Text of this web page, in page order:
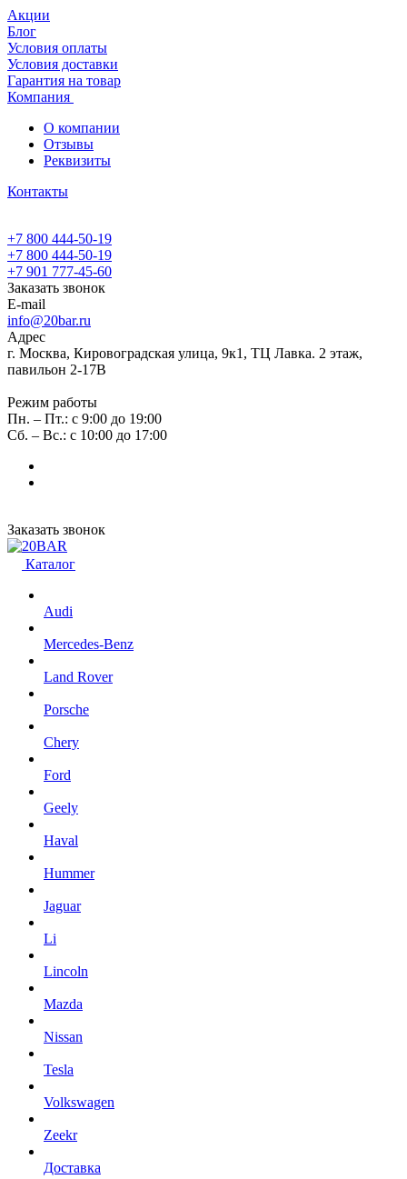
Акции
Блог
Условия оплаты
Условия доставки
Гарантия на товар
Компания
О компании
Отзывы
Реквизиты
Контакты
+7 800 444-50-19
+7 800 444-50-19
+7 901 777-45-60
Заказать звонок
E-mail
info@20bar.ru
Адрес
г. Москва, Кировоградская улица, 9к1, ТЦ Лавка. 2 этаж,
павильон 2-17В
Режим работы
Пн. – Пт.: с 9:00 до 19:00
Сб. – Вс.: с 10:00 до 17:00
Заказать звонок
Каталог
Audi
Mercedes-Benz
Land Rover
Porsche
Chery
Ford
Geely
Haval
Hummer
Jaguar
Li
Lincoln
Mazda
Nissan
Tesla
Volkswagen
Zeekr
Доставка